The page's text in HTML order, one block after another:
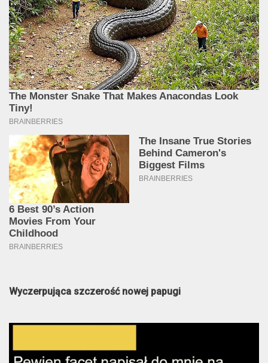
Wyczerpująca szczerość nowej papugi